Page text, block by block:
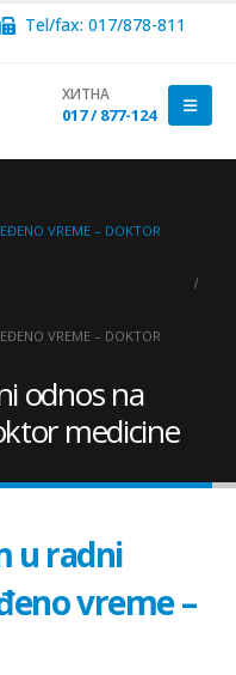
Tel/fax: 017/878-811
ХИТНА
017 / 877-124
VREME – DOKTOR
VREME – DOKTOR
odnos na
medicine
u radni
vreme –